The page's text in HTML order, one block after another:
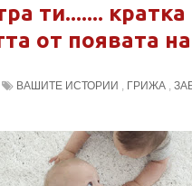
ти.......
от появата
ВАШИТЕ ИСТОРИИ , ГРИЖА ,